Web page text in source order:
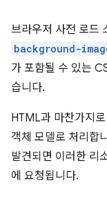
브라우저 사전 로드
background-
가 포함될 수 있는
습니다.
HTML과 마찬가지
객체 모델로 처리합
발견되면 이러한 리
에 요청됩니다.